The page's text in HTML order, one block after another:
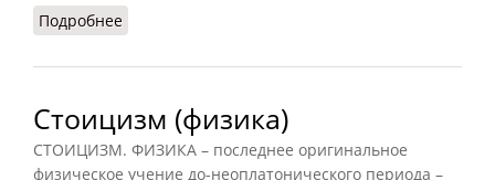
Подробнее
Стоицизм (физика)
СТОИЦИЗМ. ФИЗИКА – последнее оригинальное
физическое учение до-неоплатонического периода –